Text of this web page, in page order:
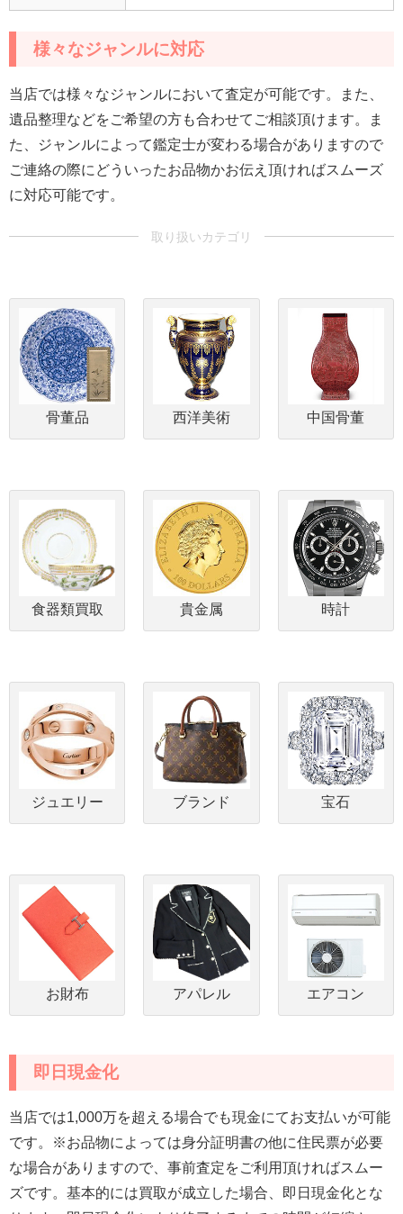
様々なジャンルに対応
当店では様々なジャンルにおいて査定が可能です。また、
遺品整理などをご希望の方も合わせてご相談頂けます。ま
た、ジャンルによって鑑定士が変わる場合がありますので
ご連絡の際にどういったお品物かお伝え頂ければスムーズ
に対応可能です。
骨董品 西洋美術 中国骨董
食器類買取 貴金属 時計
ジュエリー ブランド 宝石
お財布 アパレル エアコン
即日現金化
当店では1,000万を超える場合でも現金にてお支払いが可能
です。※お品物によっては身分証明書の他に住民票が必要
な場合がありますので、事前査定をご利用頂ければスムー
ズです。基本的には買取が成立した場合、即日現金化とな